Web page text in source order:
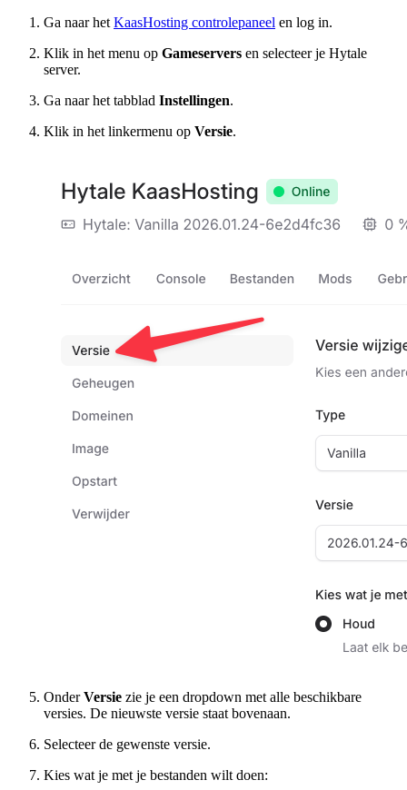
Ga naar het KaasHosting controlepaneel en log in.
Klik in het menu op Gameservers en selecteer je Hytale
server.
Ga naar het tabblad Instellingen.
Klik in het linkermenu op Versie.
OnderVersie zie je een dropdown met alle beschikbare
versies. De nieuwste versie staat bovenaan.
Selecteer de gewenste versie.
Kies wat je met je bestanden wilt doen: